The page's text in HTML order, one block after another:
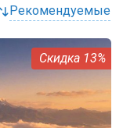
рекомендуемые
13%